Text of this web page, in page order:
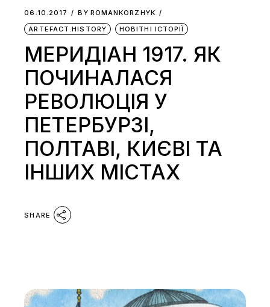
06.10.2017 BY ROMANKORZHYK
ARTEFACT.HISTORY
НОВІТНІ ІСТОРІЇ
МЕРИДІАН 1917. ЯК
ПОЧИНАЛАСЯ
РЕВОЛЮЦІЯ У
ПЕТЕРБУРЗІ,
ПОЛТАВІ, КИЄВІ ТА
ІНШИХ МІСТАХ
SHARE